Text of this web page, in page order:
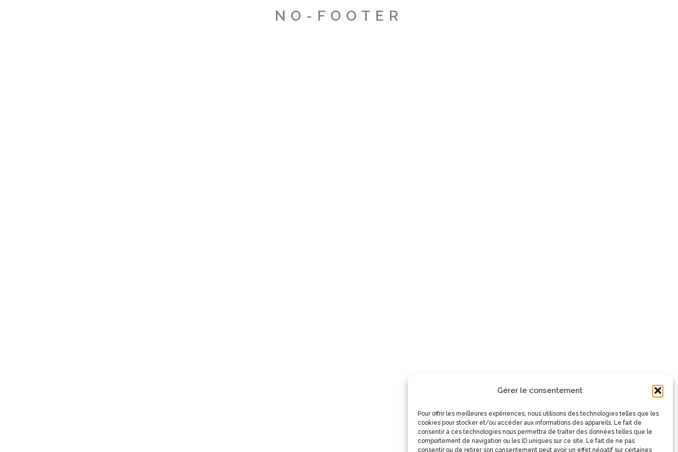
Gérer le consentement
Pour offrir les meilleures expériences, nous utilisons des technologies telles que les
cookies pour stocker et/ou accéder aux informations des appareils. Le fait de
consentir à ces technologies nous permettra de traiter des données telles que le
comportement de navigation ou les ID uniques sur ce site. Le fait de ne pas
consentir ou de retirer son consentement peut avoir un effet négatif sur certaines
NO-FOOTER